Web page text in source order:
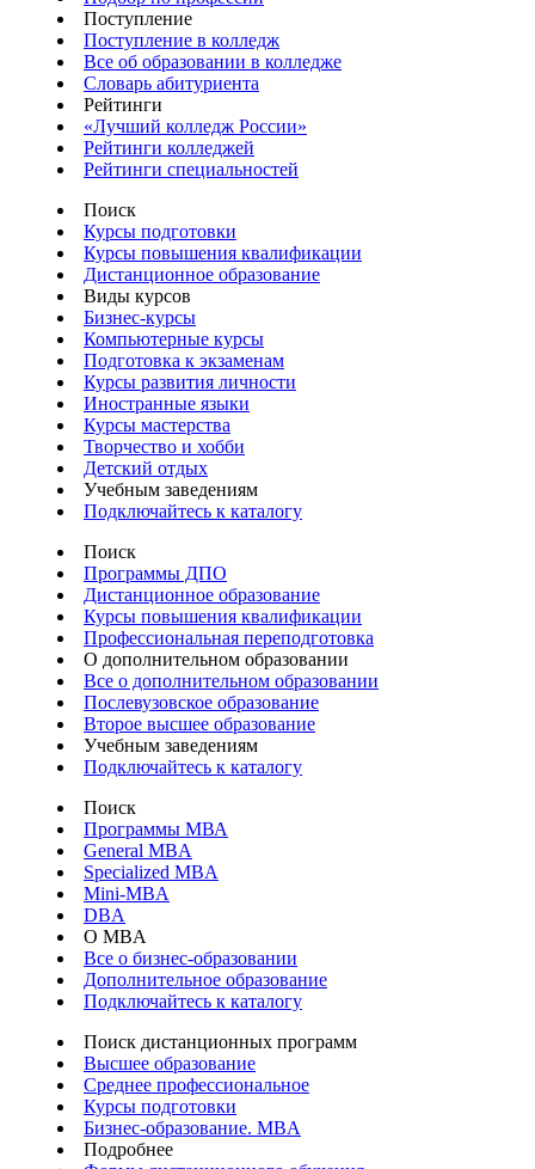
Поступление
Поступление в колледж
Все об образовании в колледже
Словарь абитуриента
Рейтинги
«Лучший колледж России»
Рейтинги колледжей
Рейтинги специальностей
Поиск
Курсы подготовки
Курсы повышения квалификации
Дистанционное образование
Виды курсов
Бизнес-курсы
Компьютерные курсы
Подготовка к экзаменам
Курсы развития личности
Иностранные языки
Курсы мастерства
Творчество и хобби
Детский отдых
Учебным заведениям
Подключайтесь к каталогу
Поиск
Программы ДПО
Дистанционное образование
Курсы повышения квалификации
Профессиональная переподготовка
О дополнительном образовании
Все о дополнительном образовании
Послевузовское образование
Второе высшее образование
Учебным заведениям
Подключайтесь к каталогу
Поиск
Программы МВА
General MBA
Specialized MBA
Mini-MBA
DBA
О MBA
Все о бизнес-образовании
Дополнительное образование
Подключайтесь к каталогу
Поиск дистанционных программ
Высшее образование
Среднее профессиональное
Курсы подготовки
Бизнес-образование. MBA
Подробнее